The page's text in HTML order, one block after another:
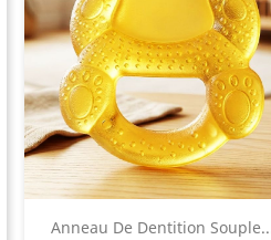
Anneau De Dentition